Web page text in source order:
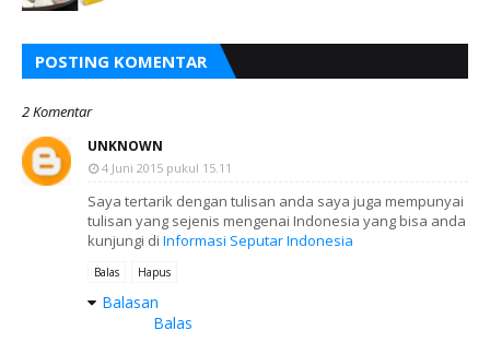
POSTING KOMENTAR
2 Komentar
UNKNOWN
4 Juni 2015 pukul 15.11
Saya tertarik dengan tulisan anda saya juga mempunyai
tulisan yang sejenis mengenai Indonesia yang bisa anda
kunjungi di Informasi Seputar Indonesia
Balas Hapus
Balasan
Balas